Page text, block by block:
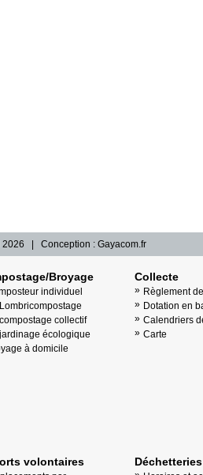
2026 | Conception : Gayacom.fr
Broyage
individuel
collectif
écologique
à domicile
Collecte
Règlement
Dotation en
Calendriers
Carte
volontaires Déchetteries